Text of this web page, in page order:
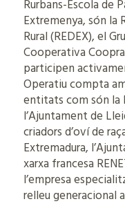
Rurbans-Escola de
Extremenya, són la
Rural (REDEX), el
Cooperativa
participen
Operatiu compta
entitats com són la
l’Ajuntament de
criadors d’oví de
Extremadura,
xarxa francesa
l’empresa
relleu generacional